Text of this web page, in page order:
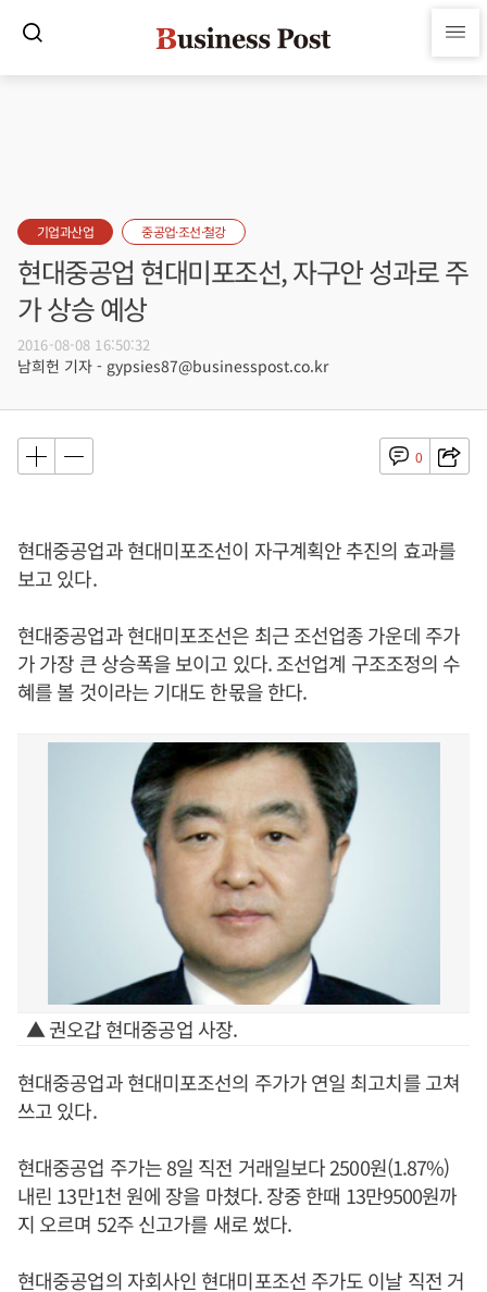
기업과산업 중공업·조선·철강
현대중공업 현대미포조선, 자구안 성과로 주
가 상승 예상
2016-08-08 16:50:32
남희헌 기자 - gypsies87@businesspost.co.kr
0
현대중공업과 현대미포조선이 자구계획안 추진의 효과를
보고 있다.
현대중공업과 현대미포조선은 최근 조선업종 가운데 주가
가 가장 큰 상승폭을 보이고 있다. 조선업계 구조조정의 수
혜를 볼 것이라는 기대도 한몫을 한다.
▲ 권오갑 현대중공업 사장.
현대중공업과 현대미포조선의 주가가 연일 최고치를 고쳐
쓰고 있다.
현대중공업 주가는 8일 직전 거래일보다 2500원(1.87%)
내린 13만1천 원에 장을 마쳤다. 장중 한때 13만9500원까
지 오르며 52주 신고가를 새로 썼다.
현대중공업의 자회사인 현대미포조선 주가도 이날 직전 거